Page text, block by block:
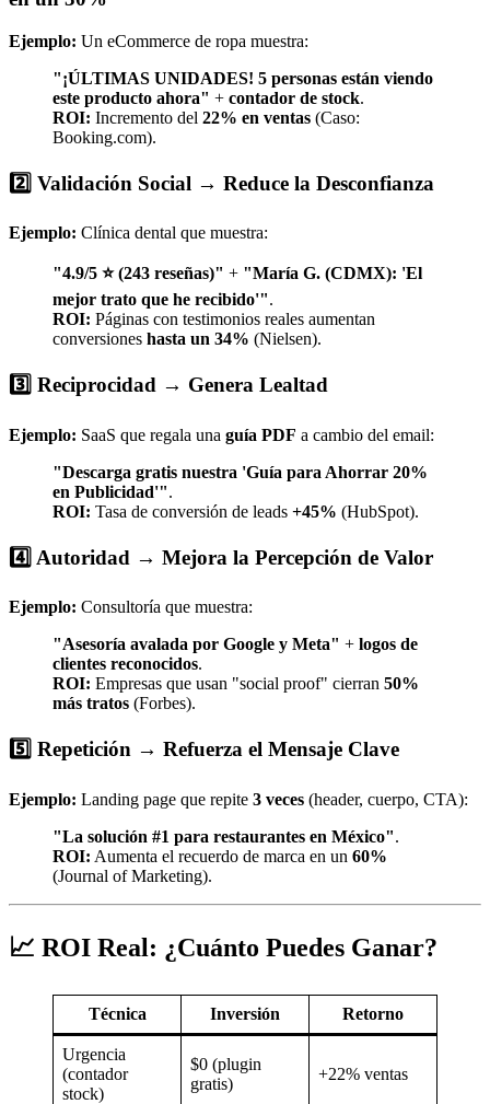
Ejemplo: Un eCommerce de ropa muestra:
"¡ÚLTIMAS UNIDADES! 5 personas están viendo
este producto ahora" + contador de stock.
ROI: Incremento del 22% en ventas (Caso:
Booking.com).
2️⃣ Validación Social → Reduce la Desconfianza
Ejemplo: Clínica dental que muestra:
"4.9/5 ⭐ (243 reseñas)" + "María G. (CDMX): 'El
mejor trato que he recibido'".
ROI: Páginas con testimonios reales aumentan
conversiones hasta un 34% (Nielsen).
3️⃣ Reciprocidad → Genera Lealtad
Ejemplo: SaaS que regala una guía PDF a cambio del email:
"Descarga gratis nuestra 'Guía para Ahorrar 20%
en Publicidad'".
ROI: Tasa de conversión de leads +45% (HubSpot).
4️⃣ Autoridad → Mejora la Percepción de Valor
Ejemplo: Consultoría que muestra:
"Asesoría avalada por Google y Meta" + logos de
clientes reconocidos.
ROI: Empresas que usan "social proof" cierran 50%
más tratos (Forbes).
5️⃣ Repetición → Refuerza el Mensaje Clave
Ejemplo: Landing page que repite 3 veces (header, cuerpo, CTA):
"La solución #1 para restaurantes en México".
ROI: Aumenta el recuerdo de marca en un 60%
(Journal of Marketing).
📈 ROI Real: ¿Cuánto Puedes Ganar?
Técnica Inversión Retorno
Urgencia
(contador
stock)
$0 (plugin
gratis)
+22% ventas